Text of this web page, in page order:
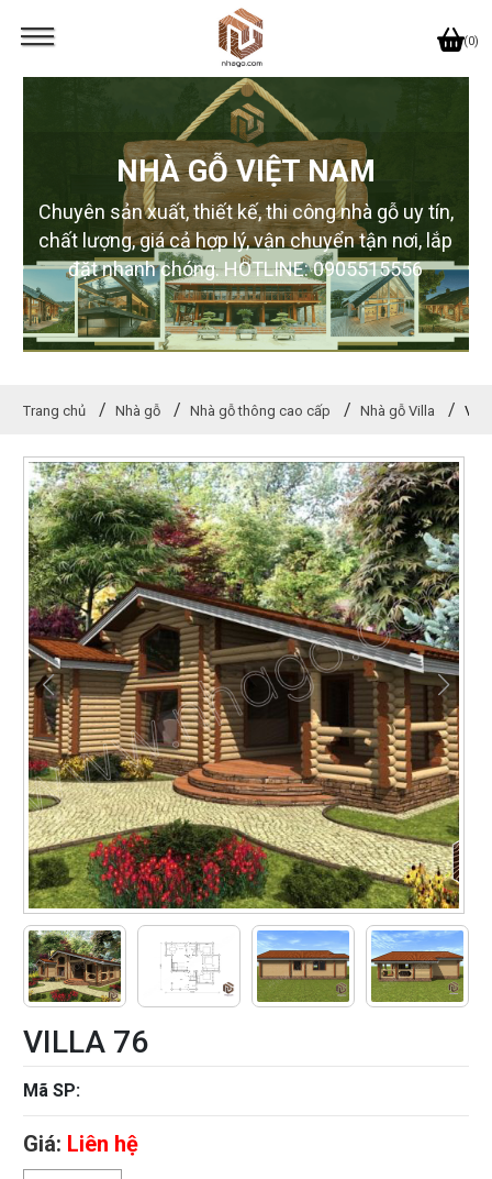
(0)
NHÀ GỖ VIỆT NAM
Chuyên sản xuất, thiết kế, thi công nhà gỗ uy tín,
chất lượng, giá cả hợp lý, vận chuyển tận nơi, lắp
đặt nhanh chóng. HOTLINE: 0905515556
Trang chủ Nhà gỗ Nhà gỗ thông cao cấp Nhà gỗ Villa
VILLA 76
Mã SP:
Giá: Liên hệ